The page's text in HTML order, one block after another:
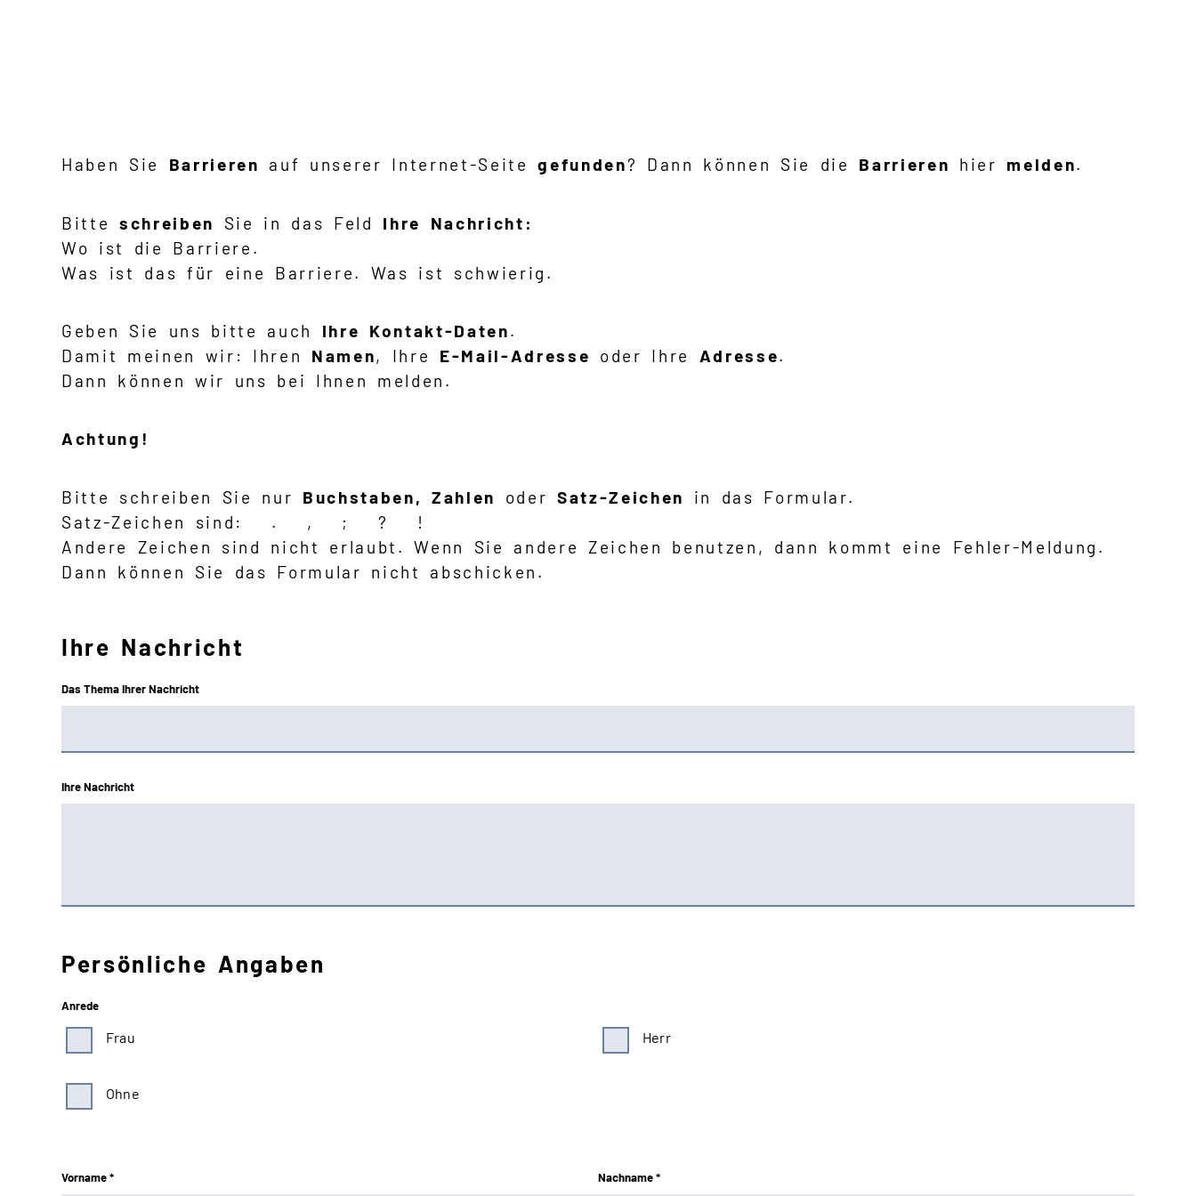
Haben Sie Barrieren auf unserer Internet-Seitegefunden? Dann können Sie die Barrieren hier melden.
Bitte schreiben Sie in das Feld Ihre Nachricht:
Wo ist die Barriere.
Was ist das für eine Barriere. Was ist schwierig.
Geben Sie uns bitte auch Ihre Kontakt-Daten.
Damit meinen wir: Ihren Namen, Ihre E-Mail-Adresse oder Ihre Adresse.
Dann können wir uns bei Ihnen melden.
Achtung!
Bitte schreiben Sie nur Buchstaben, Zahlen oder Satz-Zeichen
in das Formular.
Satz-Zeichen sind: . , ; ? !
Andere Zeichen sind nicht erlaubt. Wenn Sie andere Zeichen benutzen, dann kommt eine Fehler-Meldung.
Dann können Sie das Formular nicht abschicken.
Ihre Nachricht
Das Thema Ihrer Nachricht
Ihre Nachricht
Persönliche Angaben
Anrede
Frau Herr
Ohne
Vorname * Nachname *